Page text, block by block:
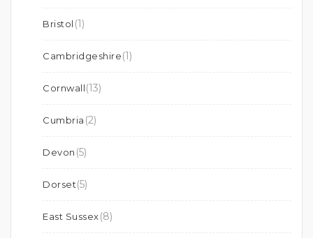
Bristol (1)
Cambridgeshire(1)
Cornwall(13)
Cumbria (2)
Devon (5)
Dorset(5)
East Sussex(8)